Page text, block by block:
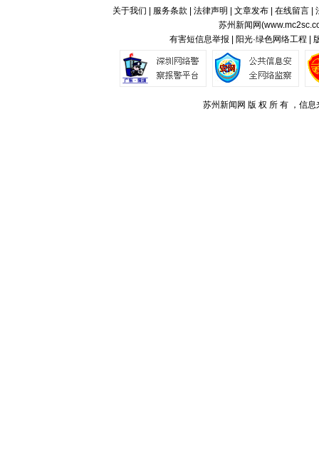
关于我们 服务条款 法律声明 文章发布| 在线留言|
苏州新闻网(
有害短信息举报 | 阳光·绿色网络工程 |
苏州新闻网 版 权 所 有 ，信